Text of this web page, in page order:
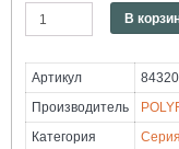
Количество
Case
3U/84HP/389D
without
В
Артикул
Производитель
Категория